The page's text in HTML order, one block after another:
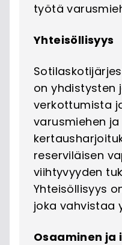
työtä
Yhteisöllisyys
on yhdistysten
verkottumista
varusmiehen ja
reserviläisen
viihtyvyyden
Yhteisöllisyys
joka vahvistaa
Osaaminen ja